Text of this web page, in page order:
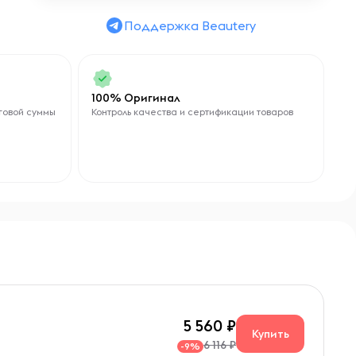
Поддержка Beautery
суммы
100% Оригинал
Контроль качества и сертификации товаров
5 560
-9% 6 116 ₽
Купить